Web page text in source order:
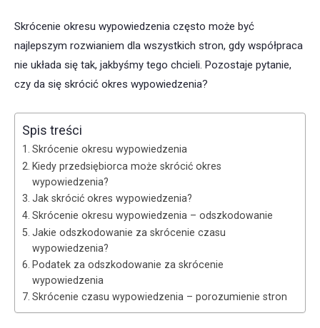
Skrócenie okresu wypowiedzenia często może być
najlepszym rozwianiem dla wszystkich stron, gdy współpraca
nie układa się tak, jakbyśmy tego chcieli. Pozostaje pytanie,
czy da się skrócić okres wypowiedzenia?
Spis treści
Skrócenie okresu wypowiedzenia
Kiedy przedsiębiorca może skrócić okres
wypowiedzenia?
Jak skrócić okres wypowiedzenia?
Skrócenie okresu wypowiedzenia – odszkodowanie
Jakie odszkodowanie za skrócenie czasu
wypowiedzenia?
Podatek za odszkodowanie za skrócenie
wypowiedzenia
Skrócenie czasu wypowiedzenia – porozumienie stron